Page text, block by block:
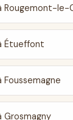
Rougemont-le-
Étueffont
Foussemagne
Grosmagny